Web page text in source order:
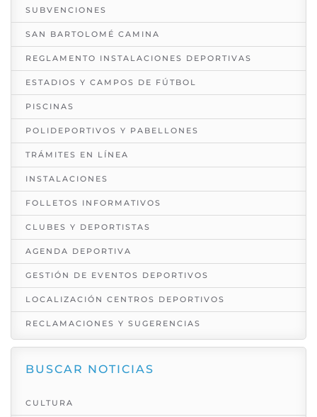
SUBVENCIONES
SAN BARTOLOMÉ CAMINA
REGLAMENTO INSTALACIONES DEPORTIVAS
ESTADIOS Y CAMPOS DE FÚTBOL
PISCINAS
POLIDEPORTIVOS Y PABELLONES
TRÁMITES EN LÍNEA
INSTALACIONES
FOLLETOS INFORMATIVOS
CLUBES Y DEPORTISTAS
AGENDA DEPORTIVA
GESTIÓN DE EVENTOS DEPORTIVOS
LOCALIZACIÓN CENTROS DEPORTIVOS
RECLAMACIONES Y SUGERENCIAS
BUSCAR NOTICIAS
CULTURA